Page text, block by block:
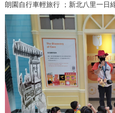
術
館
購
票
網
朗園自行車輕旅行 ；新北八里一日